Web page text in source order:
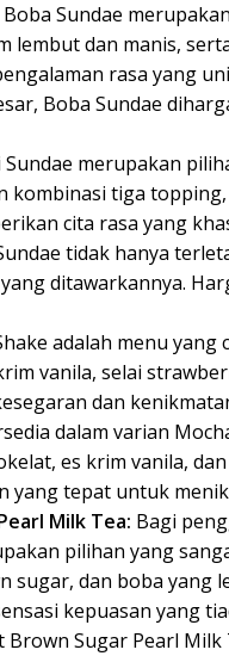
Boba Sundae
lembut dan manis,
rasa yang
Boba Sundae
Sundae merupakan
kombinasi tiga
cita rasa yang
tidak hanya
ditawarkannya.
adalah menu
vanila, selai
dan
dalam varian
es krim vanila,
yang tepat untuk
Milk Tea: Bagi
pilihan yang
sugar, dan boba yang
kepuasan yang
Brown Sugar Pearl